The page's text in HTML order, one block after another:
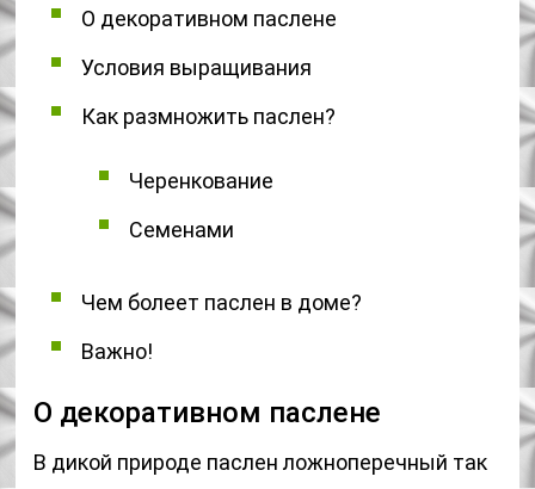
О декоративном паслене
Условия выращивания
Как размножить паслен?
Черенкование
Семенами
Чем болеет паслен в доме?
Важно!
О декоративном паслене
В дикой природе паслен ложноперечный так